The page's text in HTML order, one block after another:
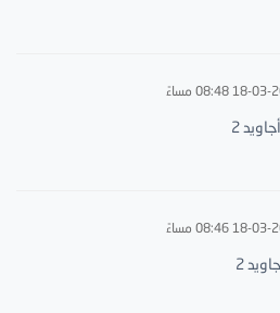
2
2